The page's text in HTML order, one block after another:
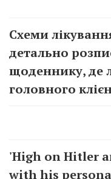
Схеми
детально
щоденнику, де
головного
'High on Hitler
with his